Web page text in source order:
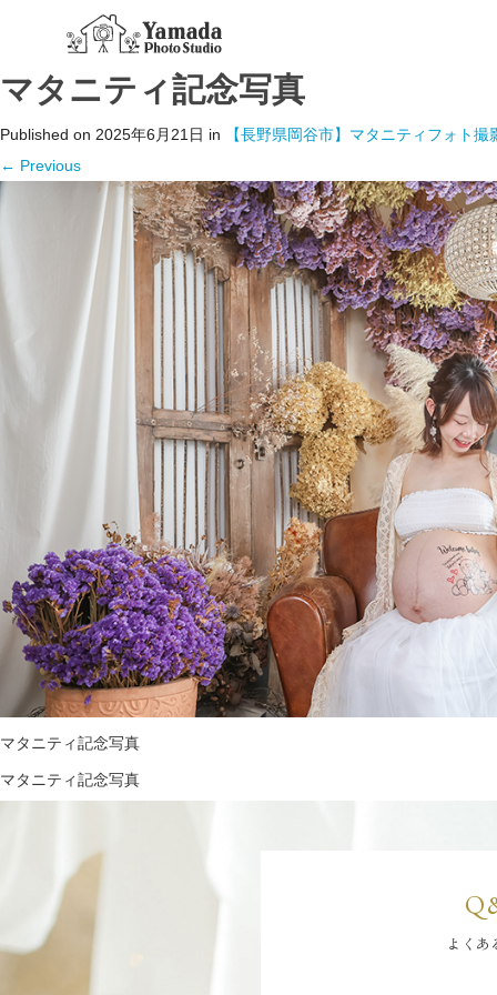
マタニティ記念写真
Published on 2025年6月21日 in
【長野県岡谷市】マタニティフォト
← Previous
マタニティ記念写真
マタニティ記念写真
よくあ